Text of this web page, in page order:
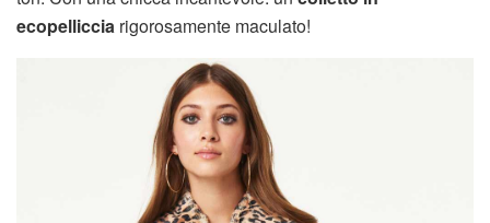
ecopelliccia rigorosamente maculato!